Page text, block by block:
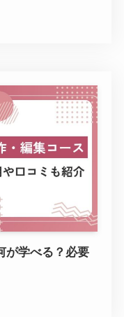
が学べる？必要